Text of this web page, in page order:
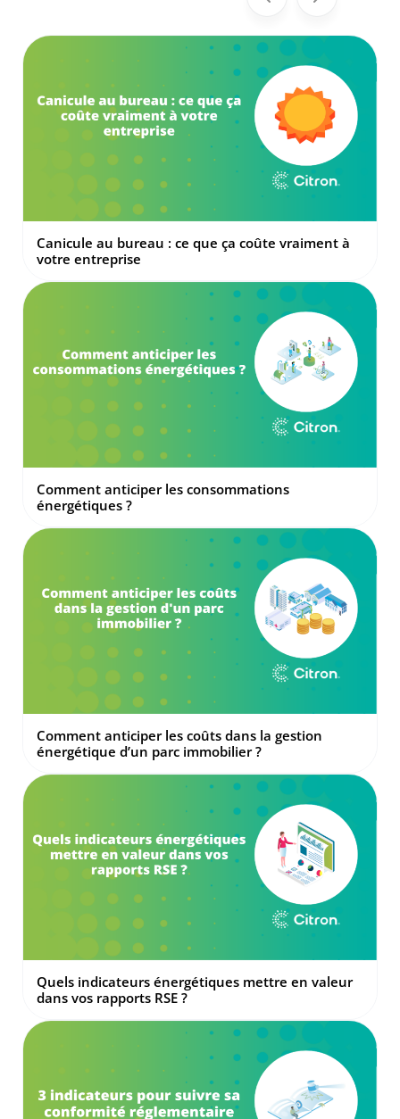
Canicule au bureau : ce que ça coûte vraiment à
votre entreprise
Comment anticiper les consommations
énergétiques ?
Comment anticiper les coûts dans la gestion
énergétique d’un parc immobilier ?
Quels indicateurs énergétiques mettre en valeur
dans vos rapports RSE ?